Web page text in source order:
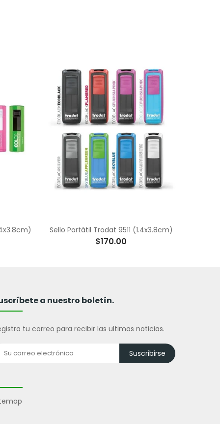
Sello Portátil Trodat 9511 (1.4x3.8cm)
$170.00
a nuestro boletín.
tu correo para recibir las ultimas noticias.
Suscribirse